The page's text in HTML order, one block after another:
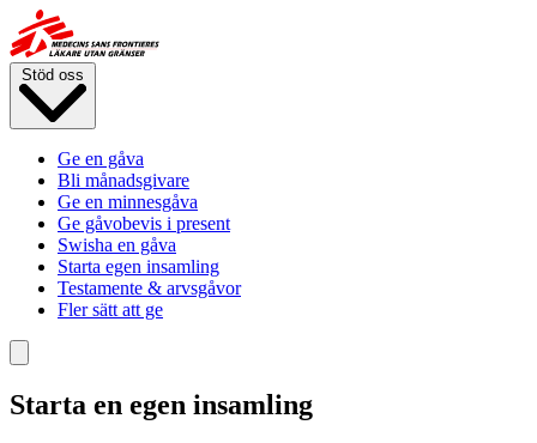
Skip
to
main
content
Stöd oss
Ge en gåva
Bli månadsgivare
Ge en minnesgåva
Ge gåvobevis i present
Swisha en gåva
Starta egen insamling
Testamente & arvsgåvor
Fler sätt att ge
Starta en egen insamling